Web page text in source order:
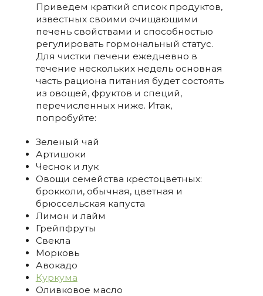
Приведем краткий список продуктов,
известных своими очищающими
печень свойствами и способностью
регулировать гормональный статус.
Для чистки печени ежедневно в
течение нескольких недель основная
часть рациона питания будет состоять
из овощей, фруктов и специй,
перечисленных ниже. Итак,
попробуйте:
Зеленый чай
Артишоки
Чеснок и лук
Овощи семейства крестоцветных:
брокколи, обычная, цветная и
брюссельская капуста
Лимон и лайм
Грейпфруты
Свекла
Морковь
Авокадо
Куркума
Оливковое масло